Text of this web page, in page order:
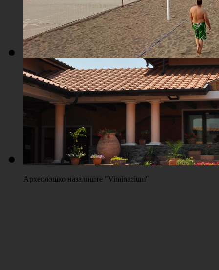
Плажа "Топољар" - Терени на песку
Археолошко назалиште "Viminacium"